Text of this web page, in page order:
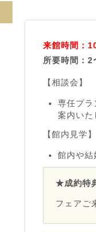
来館時間：
所要時間：2
【相談会】
専任プラ
案内いた
【館内見学】
館内や結
★成約特
フェアご